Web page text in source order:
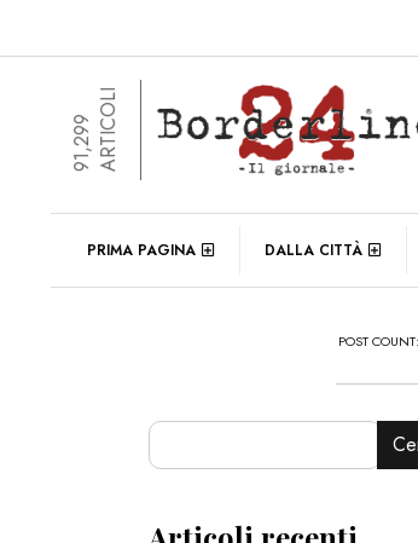
91,299ARTICOLI
PRIMA PAGINA DALLA CITTÀ
POST